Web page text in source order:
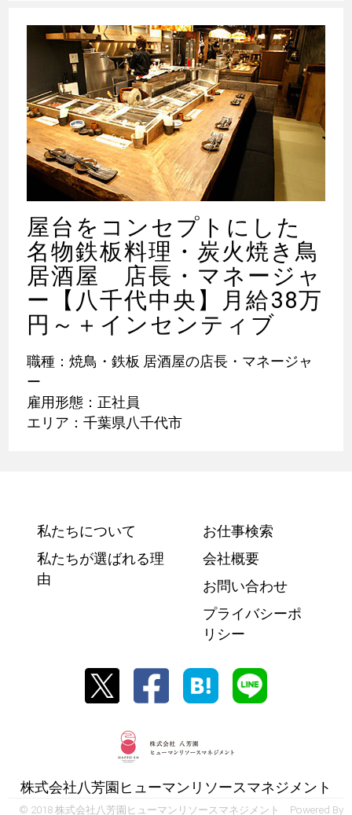
屋台をコンセプトにした
名物鉄板料理・炭火焼き鳥
居酒屋 店長・マネージャ
ー【八千代中央】月給38万
円～＋インセンティブ
職種：焼鳥・鉄板 居酒屋の店長・マネージャ
ー
雇用形態：正社員
エリア：千葉県八千代市
私たちについて
私たちが選ばれる理
由
お仕事検索
会社概要
お問い合わせ
プライバシーポ
リシー
株式会社八芳園ヒューマンリソースマネジメント
© 2018 株式会社八芳園ヒューマンリソースマネジメント Powered By